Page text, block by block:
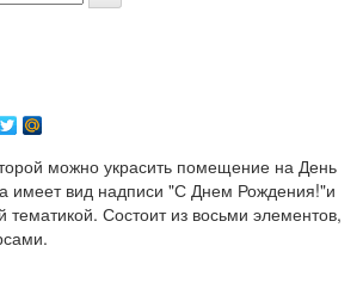
можно украсить помещение на День
имеет вид надписи "С Днем Рождения!"и
тематикой. Состоит из восьми элементов,